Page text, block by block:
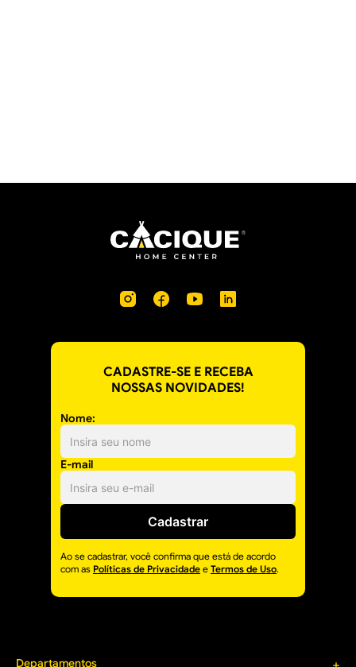
CADASTRE-SE E RECEBA
NOSSAS NOVIDADES!
Nome:
E-mail
Cadastrar
Ao se cadastrar, você confirma que está de acordo
com as Políticas de Privacidade e Termos de Uso.
Departamentos